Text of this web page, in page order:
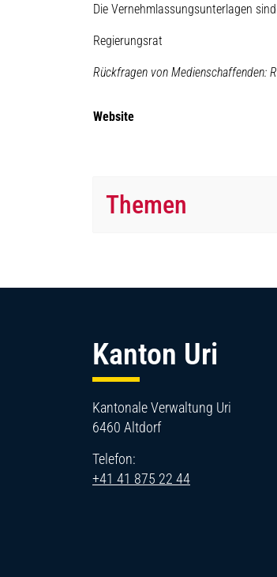
Die Vernehmlassungsunterlagen
Regierungsrat
Rückfragen von Medienschaffenden:
Website
Themen
Kanton Uri
Kantonale Verwaltung Uri
6460 Altdorf
Telefon:
+41 41 875 22 44